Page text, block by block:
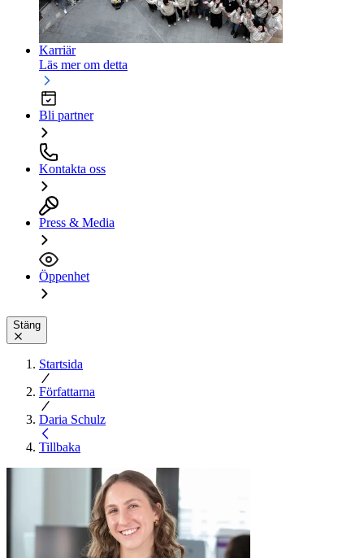
Karriär
Läs mer om detta
Bli partner
Kontakta oss
Press & Media
Öppenhet
Stäng
Startsida
Författarna
Daria Schulz
Tillbaka